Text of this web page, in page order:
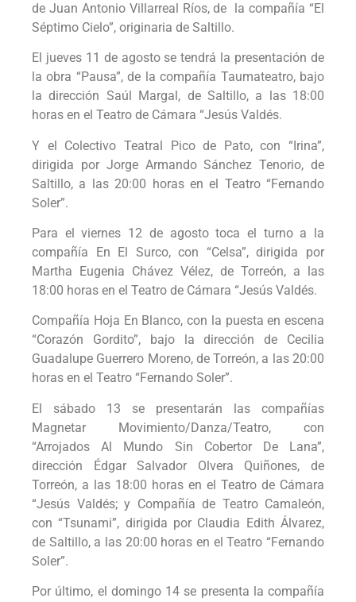
de Juan Antonio Villarreal Ríos, de la compañía “El
Séptimo Cielo”, originaria de Saltillo.
El jueves 11 de agosto se tendrá la presentación de
la obra “Pausa”, de la compañía Taumateatro, bajo
la dirección Saúl Margal, de Saltillo, a las 18:00
horas en el Teatro de Cámara “Jesús Valdés.
Y el Colectivo Teatral Pico de Pato, con “Irina”,
dirigida por Jorge Armando Sánchez Tenorio, de
Saltillo, a las 20:00 horas en el Teatro “Fernando
Soler”.
Para el viernes 12 de agosto toca el turno a la
compañía En El Surco, con “Celsa”, dirigida por
Martha Eugenia Chávez Vélez, de Torreón, a las
18:00 horas en el Teatro de Cámara “Jesús Valdés.
Compañía Hoja En Blanco, con la puesta en escena
“Corazón Gordito”, bajo la dirección de Cecilia
Guadalupe Guerrero Moreno, de Torreón, a las 20:00
horas en el Teatro “Fernando Soler”.
El sábado 13 se presentarán las compañías
Magnetar Movimiento/Danza/Teatro, con
“Arrojados Al Mundo Sin Cobertor De Lana”,
dirección Édgar Salvador Olvera Quiñones, de
Torreón, a las 18:00 horas en el Teatro de Cámara
“Jesús Valdés; y Compañía de Teatro Camaleón,
con “Tsunami”, dirigida por Claudia Edith Álvarez,
de Saltillo, a las 20:00 horas en el Teatro “Fernando
Soler”.
Por último, el domingo 14 se presenta la compañía